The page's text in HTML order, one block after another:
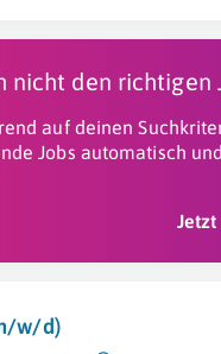
nicht den richtigen
auf deinen
Jobs automatisch
w/d)